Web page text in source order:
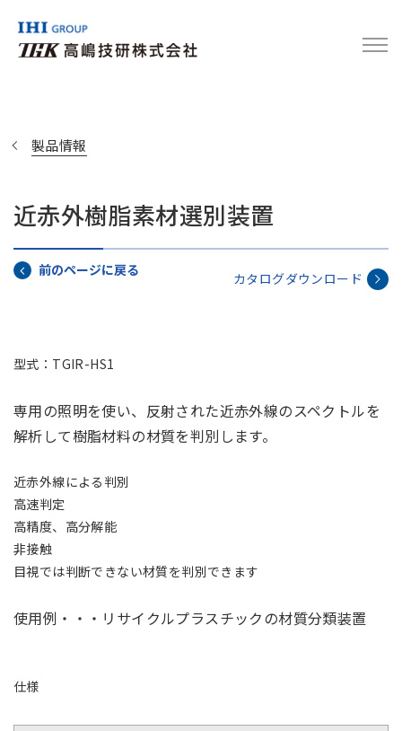
製品情報
近赤外樹脂素材選別装置
前のページに戻る カタログダウンロード
型式：TGIR-HS1
専用の照明を使い、反射された近赤外線のスペクトルを
解析して樹脂材料の材質を判別します。
近赤外線による判別
高速判定
高精度、高分解能
非接触
目視では判断できない材質を判別できます
使用例・・・リサイクルプラスチックの材質分類装置
仕様